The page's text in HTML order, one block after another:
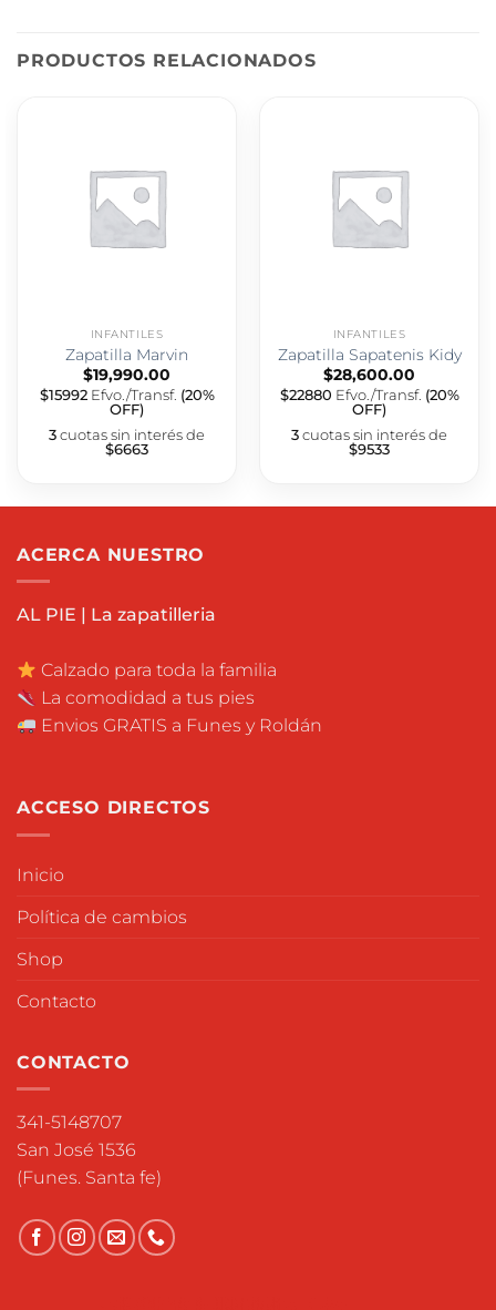
PRODUCTOS RELACIONADOS
INFANTILES
Zapatilla Marvin
$19,990.00
$15992Efvo./Transf. (20%
OFF)
3cuotas sin interés de
$6663
INFANTILES
Zapatilla Sapatenis Kidy
$28,600.00
$22880 Efvo./Transf. (20%
OFF)
3cuotas sin interés de
$9533
ACERCA NUESTRO
AL PIE | La zapatilleria
Calzado para toda la familia
La comodidad a tus pies
Envios GRATIS a Funes y Roldán
ACCESO DIRECTOS
Inicio
Política de cambios
Shop
Contacto
CONTACTO
341-5148707
San José 1536
(Funes. Santa fe)